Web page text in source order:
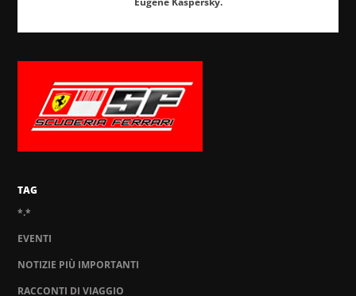
TAG
*.*
EVENTI
NOTIZIE PIÙ IMPORTANTI
RACCONTI DI VIAGGIO